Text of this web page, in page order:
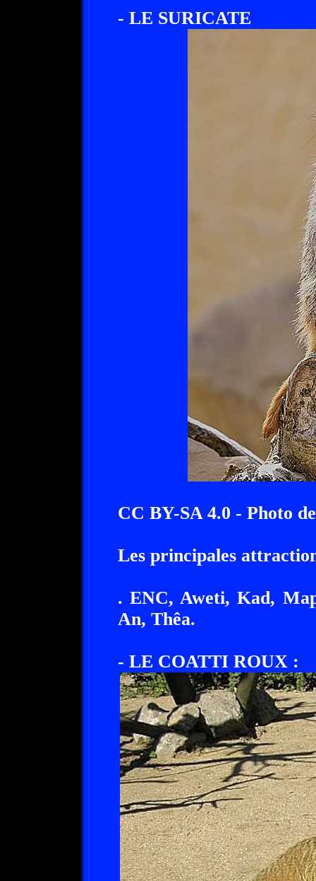
- LE SURICATE
CC BY-SA 4.0 - Photo
Les principales
. ENC, Aweti, Kad,
An, Thêa.
- LE COATTI ROUX :